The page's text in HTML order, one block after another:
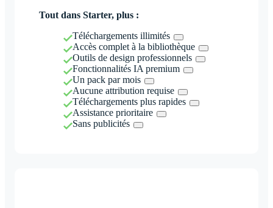
Tout dans Starter, plus :
Téléchargements illimités
Accès complet à la bibliothèque
Outils de design professionnels
Fonctionnalités IA premium
Un pack par mois
Aucune attribution requise
Téléchargements plus rapides
Assistance prioritaire
Sans publicités